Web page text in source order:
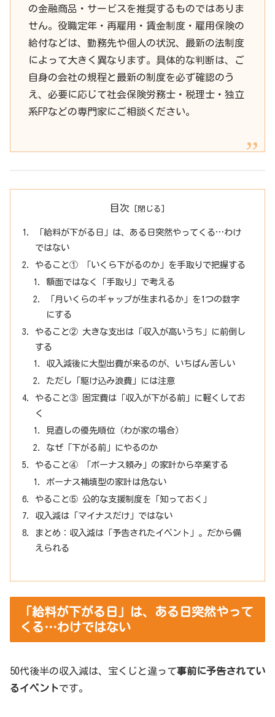
の金融商品・サービスを推奨するものではありま
せん。役職定年・再雇用・賃金制度・雇用保険の
給付などは、勤務先や個人の状況、最新の法制度
によって大きく異なります。具体的な判断は、ご
自身の会社の規程と最新の制度を必ず確認のう
え、必要に応じて社会保険労務士・税理士・独立
系FPなどの専門家にご相談ください。
目次
「給料が下がる日」は、ある日突然やってくる…わけ
ではない
やること① 「いくら下がるのか」を手取りで把握する
額面ではなく「手取り」で考える
「月いくらのギャップが生まれるか」を1つの数字
にする
やること② 大きな支出は「収入が高いうち」に前倒し
する
収入減後に大型出費が来るのが、いちばん苦しい
ただし「駆け込み浪費」には注意
やること③ 固定費は「収入が下がる前」に軽くしてお
く
見直しの優先順位（わが家の場合）
なぜ「下がる前」にやるのか
やること④ 「ボーナス頼み」の家計から卒業する
ボーナス補填型の家計は危ない
やること⑤ 公的な支援制度を「知っておく」
収入減は「マイナスだけ」ではない
まとめ：収入減は「予告されたイベント」。だから備
えられる
「給料が下がる日」は、ある日突然やって
くる…わけではない
50代後半の収入減は、宝くじと違って事前に予告されてい
るイベントです。